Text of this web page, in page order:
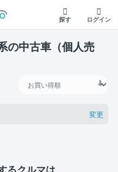
探す ログイン
の中古車（個人売
変更
るクルマは